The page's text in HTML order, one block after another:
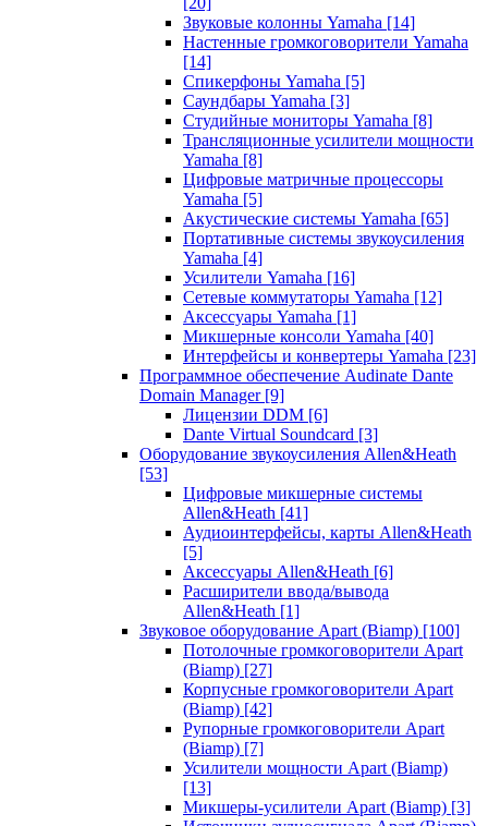
Звуковые колонны Yamaha [14]
Настенные громкоговорители Yamaha
[14]
Спикерфоны Yamaha [5]
Саундбары Yamaha [3]
Студийные мониторы Yamaha [8]
Трансляционные усилители мощности
Yamaha [8]
Цифровые матричные процессоры
Yamaha [5]
Акустические системы Yamaha [65]
Портативные системы звукоусиления
Yamaha [4]
Усилители Yamaha [16]
Сетевые коммутаторы Yamaha [12]
Аксессуары Yamaha [1]
Микшерные консоли Yamaha [40]
Интерфейсы и конвертеры Yamaha [23]
Программное обеспечение Audinate Dante
Domain Manager [9]
Лицензии DDM [6]
Dante Virtual Soundcard [3]
Оборудование звукоусиления Allen&Heath
[53]
Цифровые микшерные системы
Allen&Heath [41]
Аудиоинтерфейсы, карты Allen&Heath
[5]
Аксессуары Allen&Heath [6]
Расширители ввода/вывода
Allen&Heath [1]
Звуковое оборудование Apart (Biamp) [100]
Потолочные громкоговорители Apart
(Biamp) [27]
Корпусные громкоговорители Apart
(Biamp) [42]
Рупорные громкоговорители Apart
(Biamp) [7]
Усилители мощности Apart (Biamp)
[13]
Микшеры-усилители Apart (Biamp) [3]